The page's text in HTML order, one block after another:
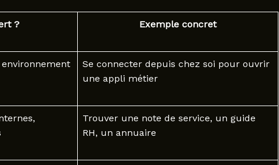
? Exemple concret
Se connecter depuis chez soi pour ouvrir
une appli métier
Trouver une note de service, un guide
RH, un annuaire